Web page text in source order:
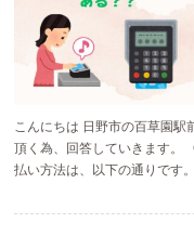
こんにちは 日野市の百草園駅
頂く為、回答していきます
払い方法は、以下の通りです